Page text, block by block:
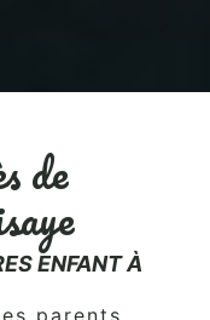
de
ENFANT À